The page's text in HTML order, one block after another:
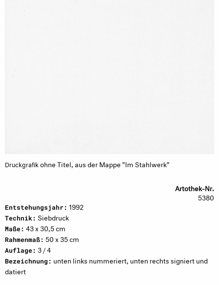
Druckgrafik ohne Titel, aus der Mappe "Im Stahlwerk"
Artothek-Nr.
5380
Entstehungsjahr: 1992
Technik: Siebdruck
Maße: 43 x 30,5 cm
Rahmenmaß: 50 x 35 cm
Auflage: 3 / 4
Bezeichnung: unten links nummeriert, unten rechts signiert und
datiert